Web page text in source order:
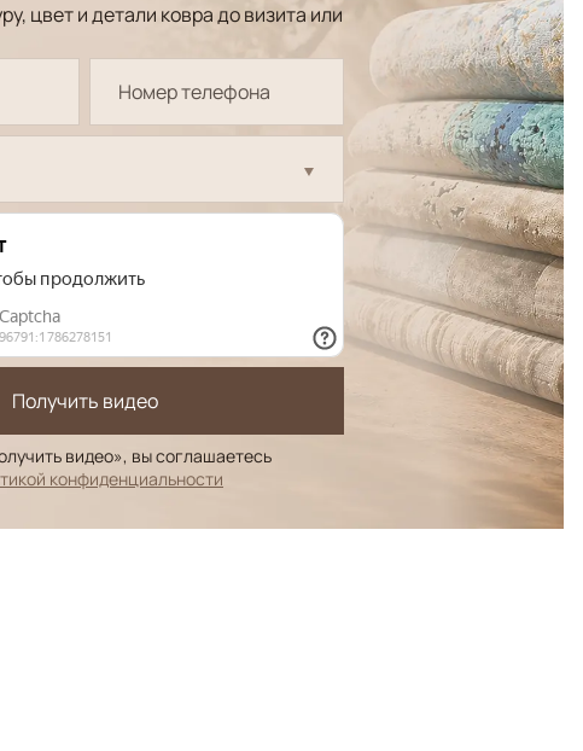
цвет и детали ковра до визита или
Получить видео
видео», вы соглашаетесь
конфиденциальности